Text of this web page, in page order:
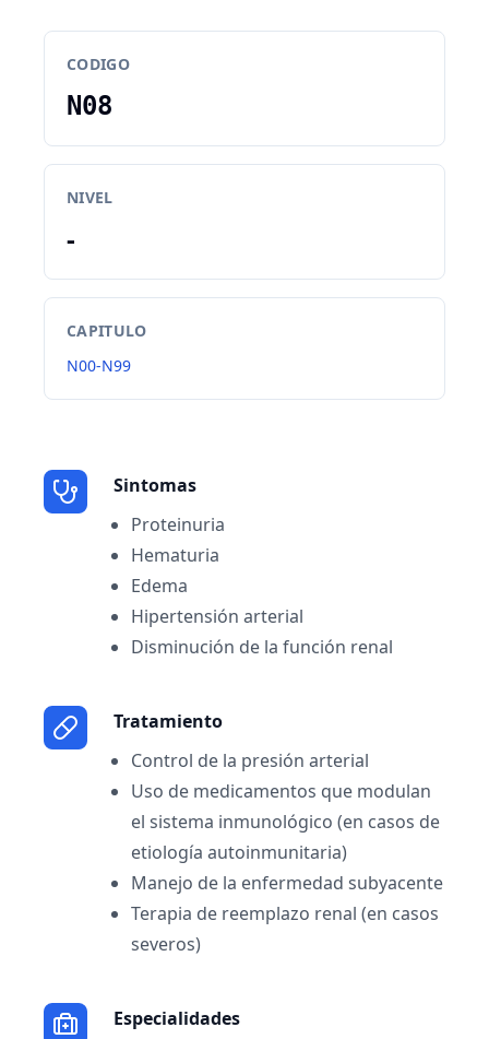
CODIGO
N08
NIVEL
-
CAPITULO
N00-N99
Sintomas
Proteinuria
Hematuria
Edema
Hipertensión arterial
Disminución de la función renal
Tratamiento
Control de la presión arterial
Uso de medicamentos que modulan
el sistema inmunológico (en casos de
etiología autoinmunitaria)
Manejo de la enfermedad subyacente
Terapia de reemplazo renal (en casos
severos)
Especialidades